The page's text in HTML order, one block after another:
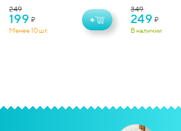
249
199 ₽
Менее 10 шт.
+
349
249 ₽
В наличии